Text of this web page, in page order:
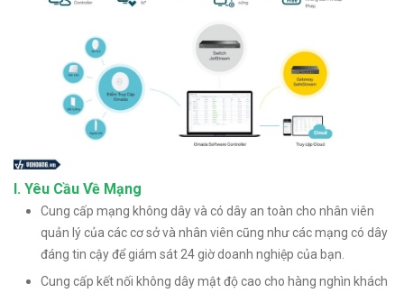
I. Yêu Cầu Về Mạng
Cung cấp mạng không dây và có dây an toàn cho nhân viên
quản lý của các cơ sở và nhân viên cũng như các mạng có dây
đáng tin cậy để giám sát 24 giờ doanh nghiệp của bạn.
Cung cấp kết nối không dây mật độ cao cho hàng nghìn khách